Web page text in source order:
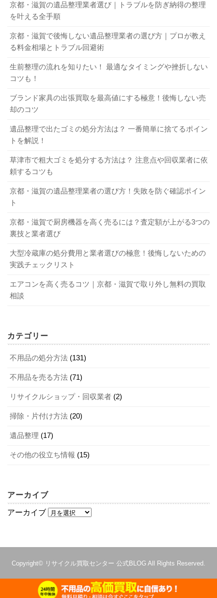
は、多くの種類の小型家電を無料回収しています。どんな
家電がリサイクルの対象になるかは自治体によって異なる
ので市のホームページで調べておきましょう。
関連記事 洗濯機のリサイクル料金はいくら？ 買取でお得に処分する方法も
2．家電の捨て方にはどのようなものがある
のか？
不要になった家電の処分方法には、次のようなものがあり
ます。
2-1．自治体回収を利用する
自治体回収を利用して家電を捨てる場合は、何ゴミに分類
されるのか確認が必要です。粗大ゴミに該当するのであれ
ば事前の申し込みが必要になるため、申し込み先や申し込
いうのが一般的な流れです。
買い替えの場合は、新しい家電を購入する家電量販店に引
は小売店に回収の義務があるのでリサイクル料金と収集運
搬料金を支払って引き取ってもらうことが可能です。家電
2-3．指定引取場所へ持ち込む
ですが、運搬収集料金がかからずに済むのがメリットで
す。最寄りの指定引取場所はこちらから検索可能なので調
べてみるとよいでしょう。
許可を受けずに営業している違法業者も存在しているので
す。そのような業者を利用して高額な追加料金を請求され
た例や、回収した不用品を不法投棄された例なども報告さ
れています。特に、ホームページがない業者や所在地を明
関連記事
4．まだ使える家電は買取に出す選択肢も
まだ使える家電は買取に出して処分することも検討しまし
します。
4-1．リサイクルショップや買取業者を利用す
ことが可能です。リサイクルショップは気軽に利用できる
のがメリットですが、買取金額は相場より安くなる傾向が
見られます。そのため、元値が高額な有名メーカー品など
は家電専門の買取業者に依頼したほうが高く買取してもら
おすすめします。
買取対象になる家電の条件には、以下のようなものがあり
製造から5年以内
目立つ汚れや傷がない
4-3．高価買取のポイントを紹介
う。購入時の付属品もすべてそろえ、できるだけ新品の状
態に近づけることが高価買取のポイントです。また、季節
おすすめします。査定基準は買取先によって異なるため、
ことやいつ売れるかわからないことなどのデメリットもあ
るので注意してください。
関連記事 洗濯機のリサイクル料金はいくら？ 洗濯機の賢い処分・5つのポイント
関連記事
まとめ
家電のゴミ区分や捨て方・捨てる際の注意点などを詳しく
ご紹介しました。家電は種類によって処分方法が異なるた
め、事前にしっかり確認しておく必要があります。買取に
出してお得に処分することも可能なので家電の状態をよく
自分に合った家電の処分方法を見つけてください。
京都・滋賀の遺品整理業者選び｜トラブルを防ぎ納得の整理
を叶える全手順
京都・滋賀で後悔しない遺品整理業者の選び方｜プロが教え
る料金相場とトラブル回避術
生前整理の流れを知りたい！ 最適なタイミングや挫折しない
コツも！
ブランド家具の出張買取を最高値にする極意！後悔しない売
却のコツ
遺品整理で出たゴミの処分方法は？ 一番簡単に捨てるポイン
トを解説！
草津市で粗大ゴミを処分する方法は？ 注意点や回収業者に依
頼するコツも
京都・滋賀の遺品整理業者の選び方！失敗を防ぐ確認ポイン
ト
京都・滋賀で厨房機器を高く売るには？査定額が上がる3つの
裏技と業者選び
大型冷蔵庫の処分費用と業者選びの極意！後悔しないための
実践チェックリスト
エアコンを高く売るコツ｜京都・滋賀で取り外し無料の買取
相談
カテゴリー
不用品の処分方法 (131)
不用品を売る方法 (71)
リサイクルショップ・回収業者 (2)
掃除・片付け方法 (20)
遺品整理 (17)
その他の役立ち情報 (15)
アーカイブ
アーカイブ
Copyright© リサイクル買取センター 公式BLOG All Rights Reserved.